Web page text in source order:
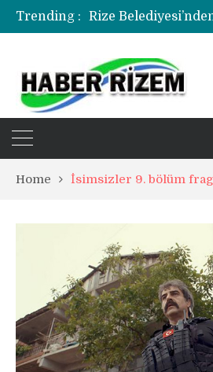
Trending :
Rize
Rize’de
Home İsimsizler 9. bölüm